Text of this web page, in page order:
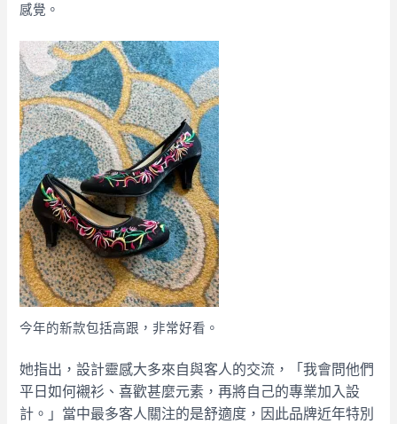
感覺。
今年的新款包括高跟，非常好看。
她指出，設計靈感大多來自與客人的交流，「我會問他們
平日如何襯衫、喜歡甚麼元素，再將自己的專業加入設
計。」當中最多客人關注的是舒適度，因此品牌近年特別